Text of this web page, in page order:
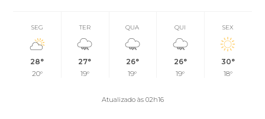
SEG
28°
20°
TER
27°
19°
QUA
26°
19°
QUI
26°
19°
SEX
30°
18°
Atualizado às 02h16